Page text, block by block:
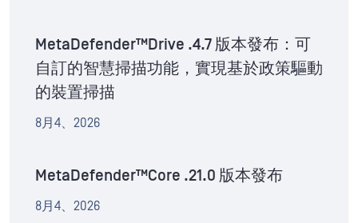
MetaDefender™Drive .4.7 版本發布：可
自訂的智慧掃描功能，實現基於政策驅動
的裝置掃描
8月4、2026
MetaDefender™Core .21.0 版本發布
8月4、2026